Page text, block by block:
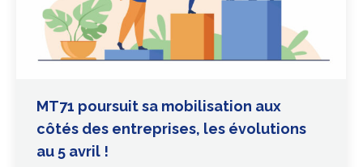
MT71 poursuit sa mobilisation aux
côtés des entreprises, les évolutions
au 5 avril !